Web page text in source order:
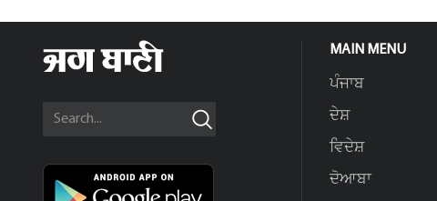
MAIN MENU
ਪੰਜਾਬ
ਦੇਸ਼
ਵਿਦੇਸ਼
ਦੋਆਬਾ